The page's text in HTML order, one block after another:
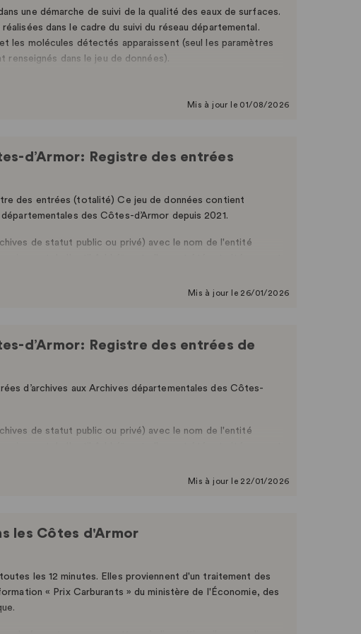
une démarche de suivi de la qualité des eaux de surfaces.
dans le cadre du suivi du réseau départemental.
les molécules détectés apparaissent (seul les paramètres
dans le jeu de données).
Mis à jour le 01/08/2026
d’Armor: Registre des entrées
des entrées (totalité) Ce jeu de données contient
des Côtes-d’Armor depuis 2021.
de statut public ou privé) avec le nom de l'entité
précisés, le type et l’activité des producteurs ont été
les ...
Mis à jour le 26/01/2026
d’Armor: Registre des entrées de
d’archives aux Archives départementales des Côtes-
de statut public ou privé) avec le nom de l'entité
précisés, le type et l’activité des producteurs ont été
les donateurs privés ont été retirées, leur accord n’ayant
Mis à jour le 22/01/2026
les Côtes d'Armor
les 12 minutes. Elles proviennent d'un traitement des
« Prix Carburants » du ministère de l'Économie, des